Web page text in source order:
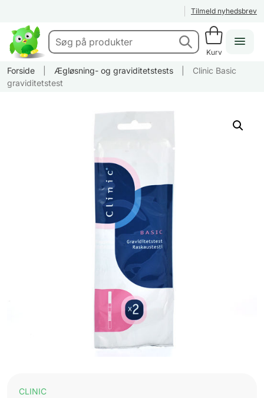
Tilmeld nyhedsbrev
Kurv
Forside Ægløsning- og graviditetstests
Clinic Basic
graviditetstest
CLINIC